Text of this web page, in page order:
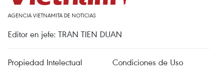
AGENCIA VIETNAMITA DE NOTICIAS
Editor en jefe: TRAN TIEN DUAN
Propiedad Intelectual Condiciones de Uso